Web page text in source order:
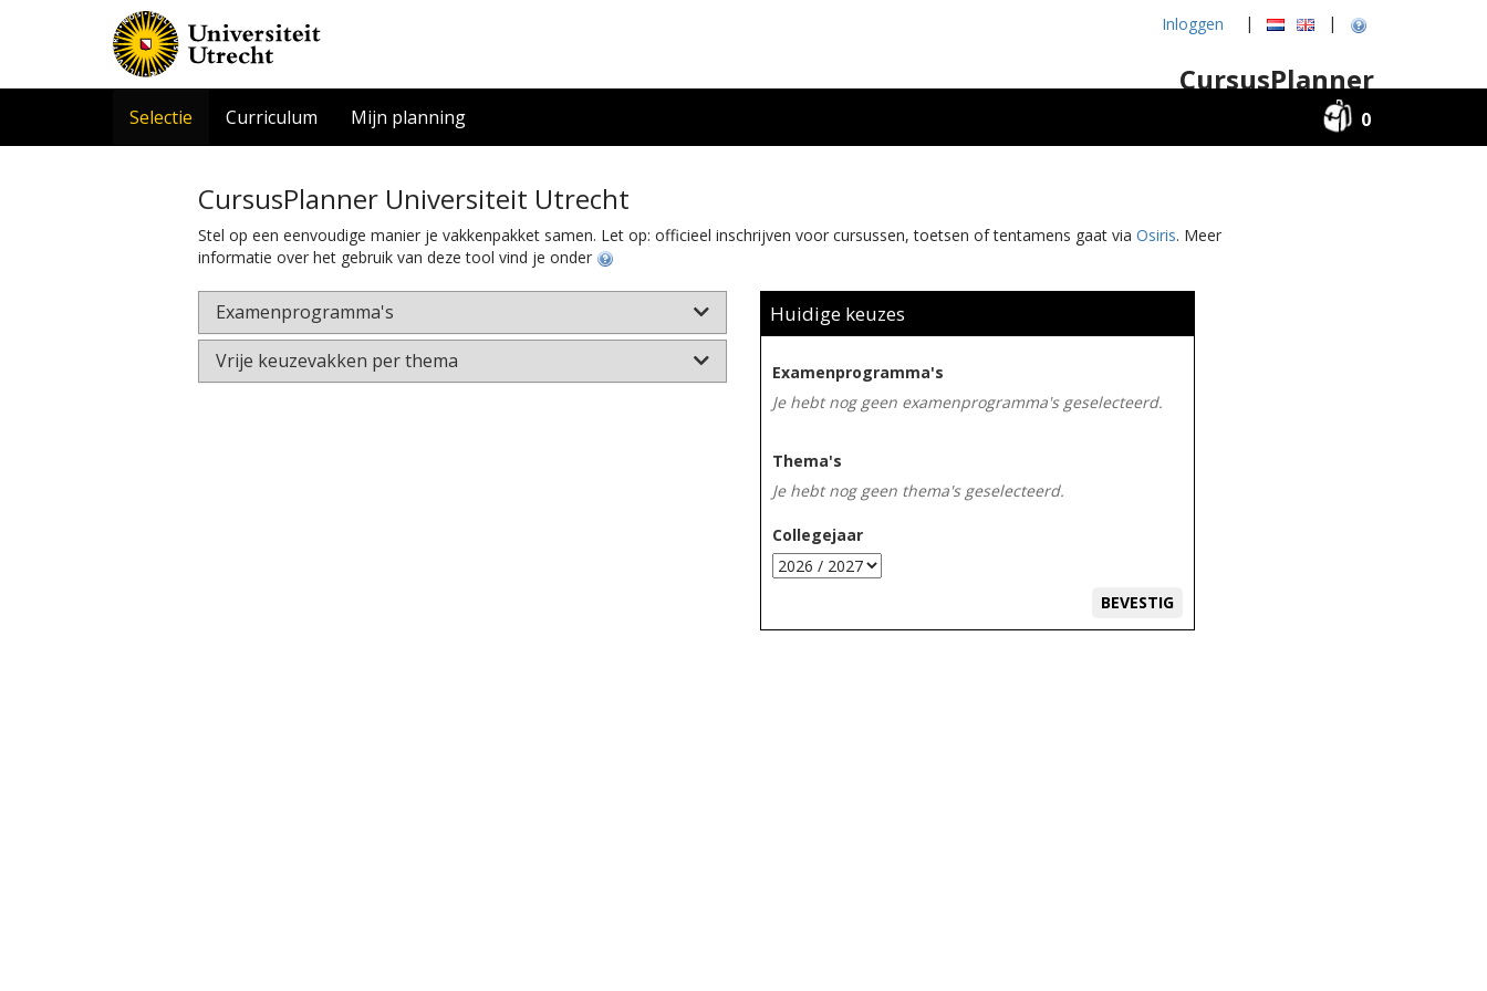
Inloggen | |
CursusPlanner
Selectie Curriculum Mijn planning 0
CursusPlanner Universiteit Utrecht
Stel op een eenvoudige manier je vakkenpakket samen. Let op: officieel inschrijven voor cursussen, toetsen of tentamens gaat viaOsiris. Meer
informatie over het gebruik van deze tool vind je onder
Examenprogramma's
Vrije keuzevakken per thema
Huidige keuzes
Examenprogramma's
Je hebt nog geen examenprogramma's geselecteerd.
Thema's
Je hebt nog geen thema's geselecteerd.
Collegejaar
BEVESTIG